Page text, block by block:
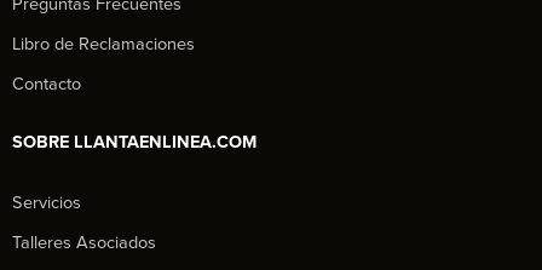
Preguntas Frecuentes
Libro de Reclamaciones
Contacto
SOBRE LLANTAENLINEA.COM
Servicios
Talleres Asociados